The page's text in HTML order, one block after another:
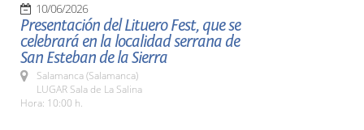
10/06/2026
Presentación del Lituero Fest, que se
celebrará en la localidad serrana de
San Esteban de la Sierra
Salamanca (Salamanca)
LUGAR Sala de La Salina
Hora: 10:00 h.